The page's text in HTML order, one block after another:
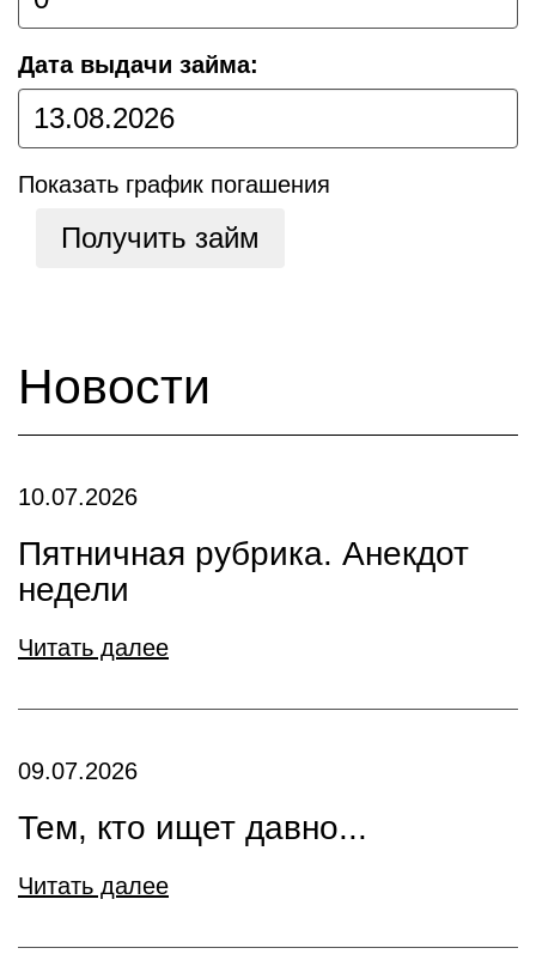
Дата выдачи займа:
Показать график погашения
Получить займ
Новости
10.07.2026
Пятничная рубрика. Анекдот
недели
Читать далее
09.07.2026
Тем, кто ищет давно...
Читать далее